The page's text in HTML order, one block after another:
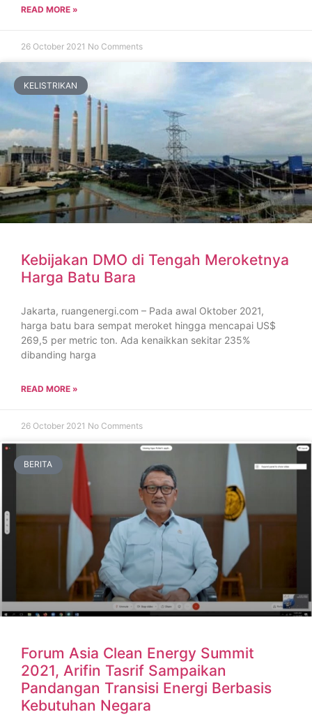
READ MORE »
26 October 2021 No Comments
KELISTRIKAN
Kebijakan DMO di Tengah Meroketnya
Harga Batu Bara
Jakarta, ruangenergi.com – Pada awal Oktober 2021,
harga batu bara sempat meroket hingga mencapai US$
269,5 per metric ton. Ada kenaikkan sekitar 235%
dibanding harga
READ MORE »
26 October 2021 No Comments
BERITA
Forum Asia Clean Energy Summit
2021, Arifin Tasrif Sampaikan
Pandangan Transisi Energi Berbasis
Kebutuhan Negara